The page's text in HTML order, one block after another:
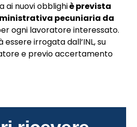
ai nuovi obblighiè prevista
pecuniaria da
ogni lavoratore interessato.
irrogata dall’INL, su
e previo accertamento